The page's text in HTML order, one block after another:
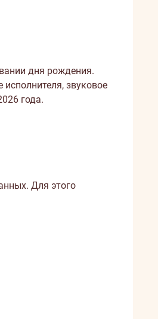
дня рождения.
звуковое
года.
Для этого